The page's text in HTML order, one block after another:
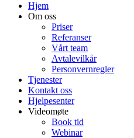
Hjem
Om oss
Priser
Referanser
Vårt team
Avtalevilkår
Personvernregler
Tjenester
Kontakt oss
Hjelpesenter
Videomøte
Book tid
Webinar